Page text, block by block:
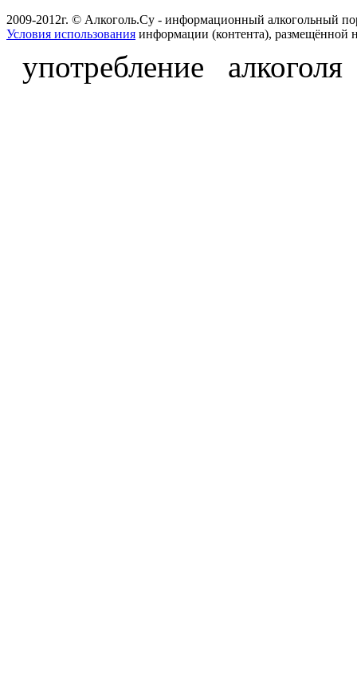
2009-2012г. © Алкоголь.Су - информационный алкогольный
Условия использования информации (контента), размещённой
употребление